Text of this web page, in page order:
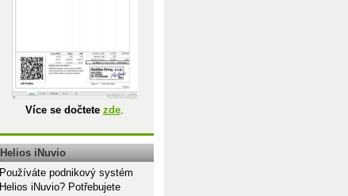
Více se dočtete zde.
Helios iNuvio
Používáte podnikový systém
Helios iNuvio? Potřebujete